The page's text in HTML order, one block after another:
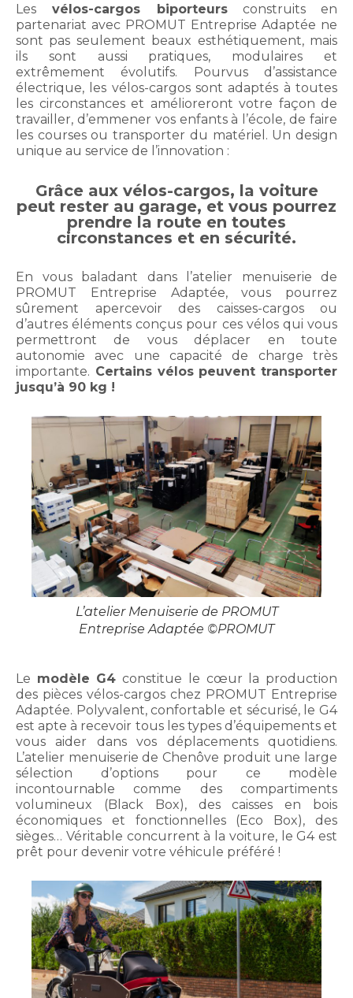
Les vélos-cargos biporteursconstruits en
partenariat avec PROMUT Entreprise Adaptée ne
sont pas seulement beaux esthétiquement, mais
ils sont aussi pratiques, modulaires et
extrêmement évolutifs. Pourvus d’assistance
électrique, les vélos-cargos sont adaptés à toutes
les circonstances et amélioreront votre façon de
travailler, d’emmener vos enfants à l’école, de faire
les courses ou transporter du matériel. Un design
unique au service de l’innovation :
Grâce aux vélos-cargos, la voiture
peut rester au garage, et vous pourrez
prendre la route en toutes
circonstances et en sécurité.
En vous baladant dans l’atelier menuiserie de
PROMUT Entreprise Adaptée, vous pourrez
sûrement apercevoir des caisses-cargos ou
d’autres éléments conçus pour ces vélos qui vous
permettront de vous déplacer en toute
autonomie avec une capacité de charge très
importante. Certains vélos peuvent transporter
jusqu’à 90 kg !
L’atelier Menuiserie de PROMUT
Entreprise Adaptée ©PROMUT
Le modèle G4 constitue le cœur la production
des pièces vélos-cargos chez PROMUT Entreprise
Adaptée. Polyvalent, confortable et sécurisé, le G4
est apte à recevoir tous les types d’équipements et
vous aider dans vos déplacements quotidiens.
L’atelier menuiserie de Chenôve produit une large
sélection d’options pour ce modèle
incontournable comme des compartiments
volumineux (Black Box), des caisses en bois
économiques et fonctionnelles (Eco Box), des
sièges… Véritable concurrent à la voiture, le G4 est
prêt pour devenir votre véhicule préféré !